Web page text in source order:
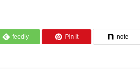
feedly Pin it note